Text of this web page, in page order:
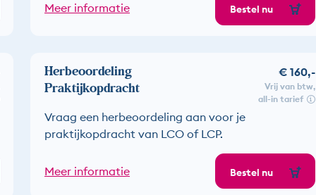
Meer informatie Bestel nu
Herbeoordeling
Praktijkopdracht
€ 160,-
vrij van btw
all-in tarief
Vraag een herbeoordeling aan voor je
praktijkopdracht van LCO of LCP.
Meer informatie Bestel nu